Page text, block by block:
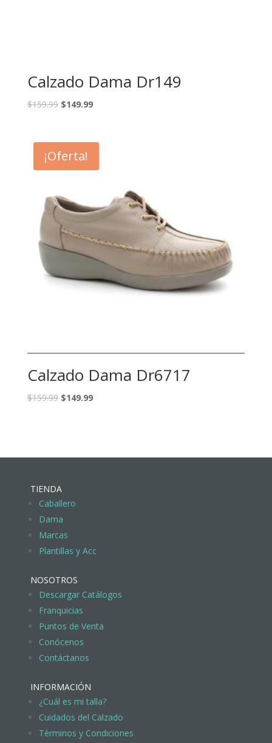
Calzado Dama Dr149
$159.99 $149.99
¡Oferta!
Calzado Dama Dr6717
$159.99 $149.99
TIENDA
Caballero
Dama
Marcas
Plantillas y Acc
NOSOTROS
Descargar Catálogos
Franquicias
Puntos de Venta
Conócenos
Contáctanos
INFORMACIÓN
¿Cuál es mi talla?
Cuidados del Calzado
Términos y Condiciones